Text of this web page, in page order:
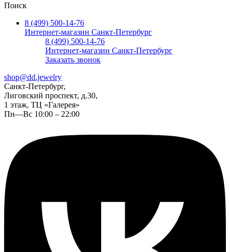
Поиск
8 (499) 500-14-76
Интернет-магазин Санкт-Петербург
8 (499) 500-14-76
Интернет-магазин Санкт-Петербург
Заказать звонок
shop@dd.jewelry
Санкт-Петербург,
Лиговский проспект, д.30,
1 этаж, ТЦ «Галерея»
Пн—Вс 10:00 – 22:00